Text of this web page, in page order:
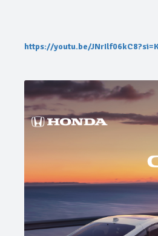
https://youtu.be/